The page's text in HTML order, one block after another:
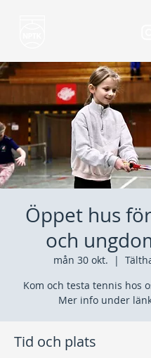
Öppet hus
och
mån 30 okt.
  |
Kom och testa tennis hos
Mer info under
Tid och plats